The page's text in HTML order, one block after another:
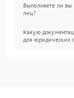
Выполняете ли
лиц?
Какую
для юридических